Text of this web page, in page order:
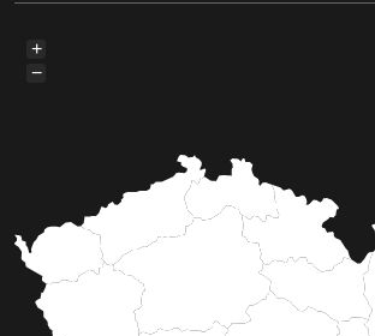
+
−